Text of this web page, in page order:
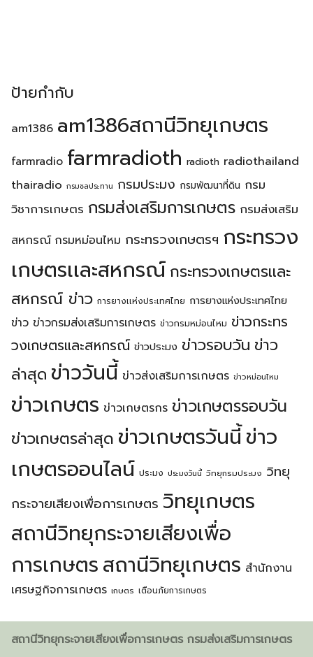
ป้ายกำกับ
am1386 am1386สถานีวิทยุเกษตร
farmradio farmradioth radioth radiothailand
thairadio กรมชลประทาน กรมประมง กรมพัฒนาที่ดิน กรม
วิชาการเกษตร กรมส่งเสริมการเกษตร กรมส่งเสริม
สหกรณ์ กรมหม่อนไหม กระทรวงเกษตรฯ กระทรวง
เกษตรเเละสหกรณ์ กระทรวงเกษตรเเละ
สหกรณ์ ข่าว การยางเเห่งประเทศไทย การยางแห่งประเทศไทย
ข่าว ข่าวกรมส่งเสริมการเกษตร ข่าวกรมหม่อนไหม ข่าวกระทร
วงเกษตรเเละสหกรณ์ ข่าวประมง ข่าวรอบวัน ข่าว
ล่าสุด ข่าววันนี้ ข่าวส่งเสริมการเกษตร ข่าวหม่อนไหม
ข่าวเกษตร ข่าวเกษตรกร ข่าวเกษตรรอบวัน
ข่าวเกษตรล่าสุด ข่าวเกษตรวันนี้ ข่าว
เกษตรออนไลน์ ประมง ประมงวันนี้ วิทยุกรมประมง วิทยุ
กระจายเสียงเพื่อการเกษตร วิทยุเกษตร
สถานีวิทยุกระจายเสียงเพื่อ
การเกษตรสถานีวิทยุเกษตร สำนักงาน
เศรษฐกิจการเกษตร เกษตร เตือนภัยการเกษตร
สถานีวิทยุกระจายเสียงเพื่อการเกษตร กรมส่งเสริมการเกษตร